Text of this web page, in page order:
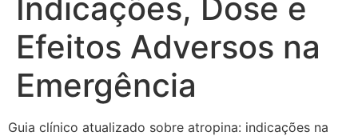
Indicações, Dose e
Efeitos Adversos na
Emergência
Guia clínico atualizado sobre atropina: indicações na